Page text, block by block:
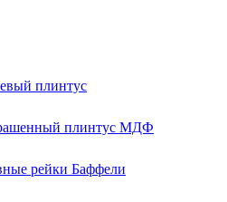
плинтус
плинтус МДФ
рейки Баффели